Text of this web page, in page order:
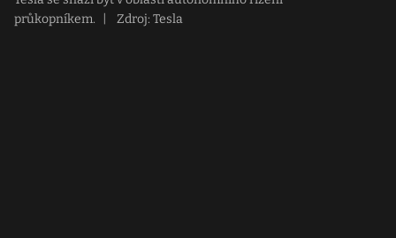
průkopníkem.
Zdroj: Tesla